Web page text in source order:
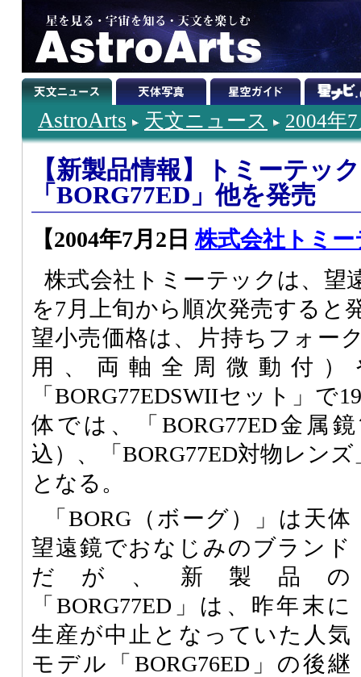
AstroArts 天文ニュース 2004年
【新製品情報】トミーテッ
「BORG77ED」他を発売
【2004年7月2日株式会社トミ
株式会社トミーテックは、望
を7月上旬から順次発売すると
望小売価格は、片持ちフォー
用、両軸全周微動付
「BORG77EDSWIIセット」で
体では、「BORG77ED金属
込）、「BORG77ED対物レン
となる。
「BORG（ボーグ）」は天体
望遠鏡でおなじみのブランド
だが、新製品の
「BORG77ED」は、昨年末に
生産が中止となっていた人気
モデル「BORG76ED」の後継